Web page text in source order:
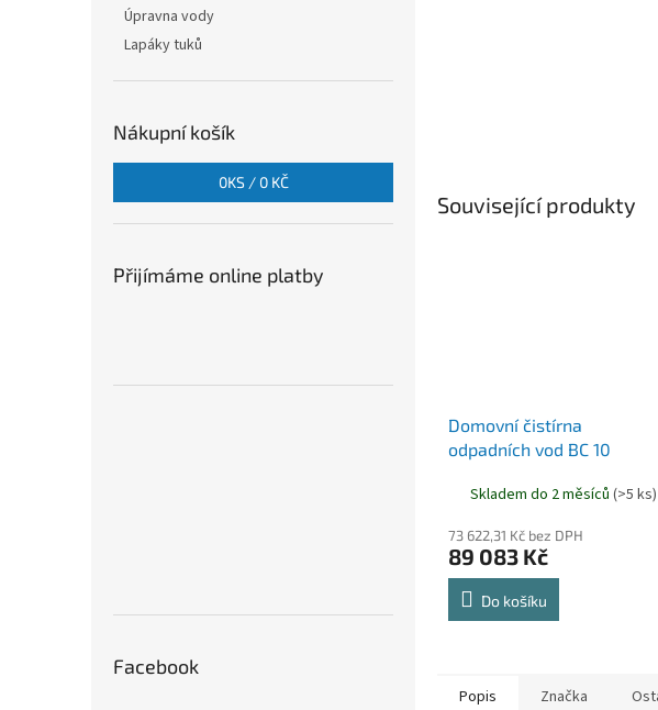
Úpravna vody
Lapáky tuků
Nákupní košík
0KS / 0 KČ
Přijímáme online platby
Facebook
Související produkty
Domovní čistírna
odpadních vod BC 10
Skladem do 2 měsíců (>5 ks)
73 622,31 Kč bez DPH
89 083 Kč
Do košíku
Popis Značka